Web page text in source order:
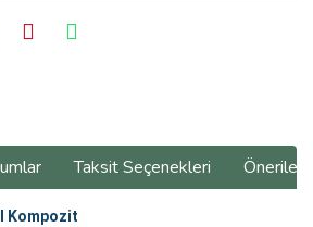
Taksit Seçenekleri
Kompozit